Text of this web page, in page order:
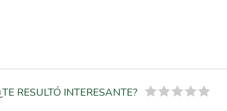
RESULTÓ INTERESANTE?